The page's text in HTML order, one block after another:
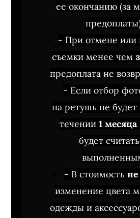
ее окончанию (за
- При отмене или
съемки менее чем
предоплата не
- Если отбор
на ретушь не будет
течении 1 месяца
будет
- В стоимость
изменение цвета
одежды и